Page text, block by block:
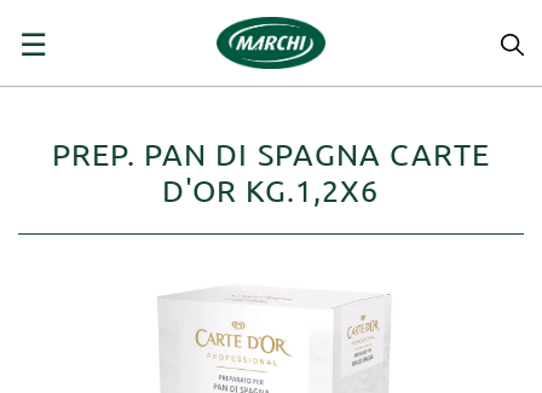
navigazione
☰
PREP. PAN DI SPAGNA CARTE
D'OR KG.1,2X6